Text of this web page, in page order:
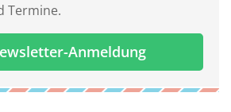
Termine.
Anmeldung